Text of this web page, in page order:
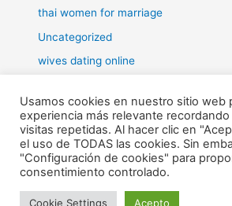
thai women for marriage
Uncategorized
wives dating online
Todos los derechos © 2026 RHE |
Usamos cookies en nuestro sitio web
experiencia más relevante
visitas repetidas. Al hacer clic en
el uso de TODAS las cookies. Sin
"Configuración de cookies" para
consentimiento controlado.
Cookie Settings Acepto